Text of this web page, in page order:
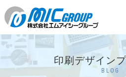
印刷デザイン
BLOG